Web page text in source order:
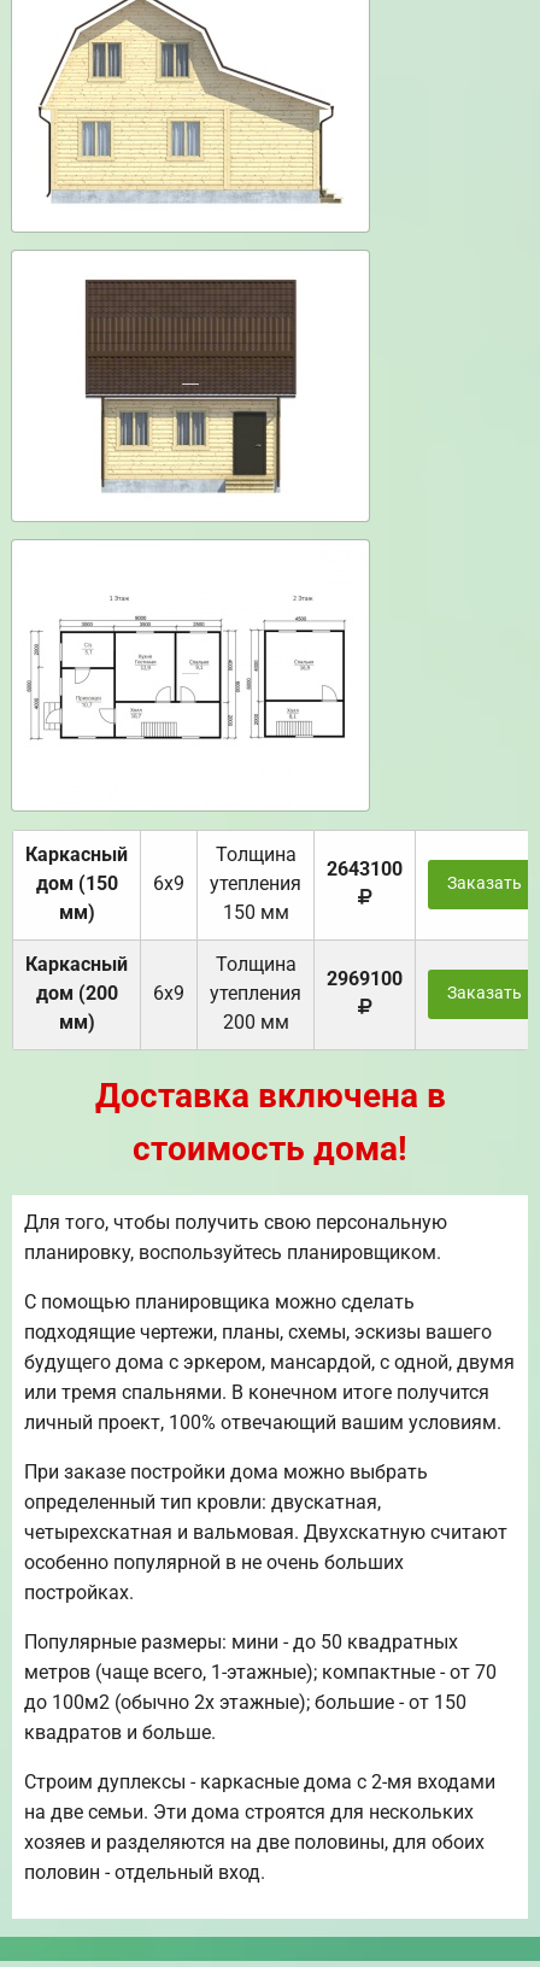
Каркасный
дом (150
мм)
6х9
Толщина
утепления
150 мм
2643100
Заказать
Каркасный
дом (200
мм)
6х9
Толщина
утепления
200 мм
2969100
Заказать
Доставка включена в
стоимость дома!
Для того, чтобы получить свою персональную
планировку, воспользуйтесь планировщиком.
С помощью планировщика можно сделать
подходящие чертежи, планы, схемы, эскизы вашего
будущего дома с эркером, мансардой, с одной, двумя
или тремя спальнями. В конечном итоге получится
личный проект, 100% отвечающий вашим условиям.
При заказе постройки дома можно выбрать
определенный тип кровли: двускатная,
четырехскатная и вальмовая. Двухскатную считают
особенно популярной в не очень больших
постройках.
Популярные размеры: мини - до 50 квадратных
метров (чаще всего, 1-этажные); компактные - от 70
до 100м2 (обычно 2х этажные); большие - от 150
квадратов и больше.
Строим дуплексы - каркасные дома с 2-мя входами
на две семьи. Эти дома строятся для нескольких
хозяев и разделяются на две половины, для обоих
половин - отдельный вход.